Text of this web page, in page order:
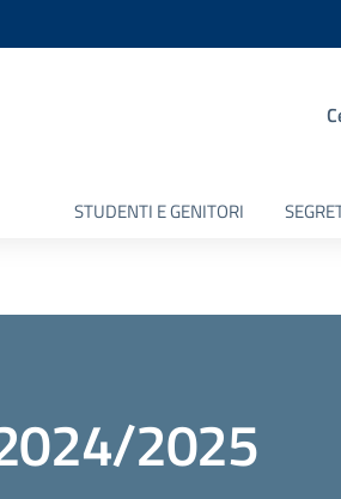
STUDENTI E GENITORI
2025